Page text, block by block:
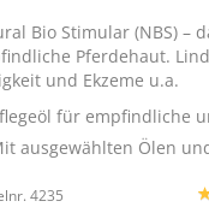
Bio Stimular (NBS) –
Pferdehaut.
und Ekzeme u.a.
für empfindliche
ausgewählten Ölen
4235